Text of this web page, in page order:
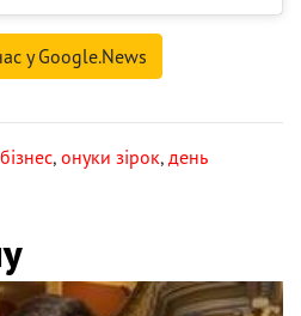
у Google.News
, онуки зірок, день